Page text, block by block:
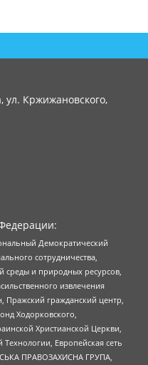
ул. Кржижановского,
Демократический
сотрудничества,
и природных ресурсов,
извлечения
Пражский гражданский центр,
Ходорковского,
Христианской Церкви,
Европейская сеть
ПРАВОЗАХИСНА ГРУПА,